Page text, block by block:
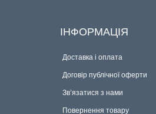
ІНФОРМАЦІЯ
Доставка і оплата
Договір публічної оферти
Зв’язатися з нами
Повернення товару